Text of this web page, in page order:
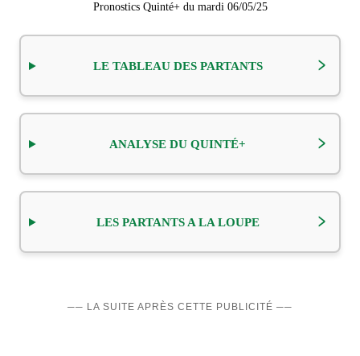
Pronostics Quinté+ du mardi 06/05/25
LE TABLEAU DES PARTANTS
ANALYSE DU QUINTÉ+
LES PARTANTS A LA LOUPE
── LA SUITE APRÈS CETTE PUBLICITÉ ──